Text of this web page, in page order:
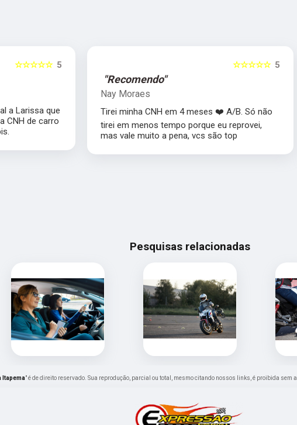
5
☆☆☆☆☆
a Larissa que
CNH de carro
5
☆☆☆☆☆
"Recomendo"
Nay Moraes
Tirei minha CNH em 4 meses ❤️ A/B. Só não
tirei em menos tempo porque eu reprovei,
mas vale muito a pena, vcs são top
Pesquisas relacionadas
Itapema" é de direito reservado. Sua reprodução, parcial ou total, mesmo citando nossos links, é proibida